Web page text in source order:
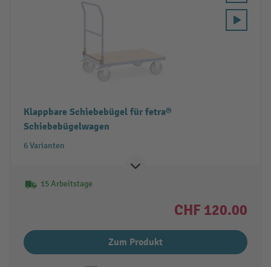
Klappbare Schiebebügel für fetra®
Schiebebügelwagen
6 Varianten
15 Arbeitstage
CHF 120.00
Zum Produkt